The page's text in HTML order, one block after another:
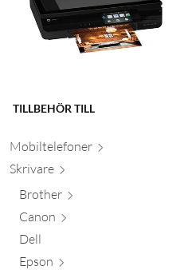
TILLBEHÖR TILL
Mobiltelefoner
Skrivare
Brother
Canon
Dell
Epson